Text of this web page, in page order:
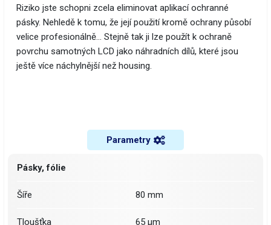
Riziko jste schopni zcela eliminovat aplikací ochranné
pásky. Nehledě k tomu, že její použití kromě ochrany působí
velice profesionálně… Stejně tak ji lze použít k ochraně
povrchu samotných LCD jako náhradních dílů, které jsou
ještě více náchylnější než housing.
Parametry
Pásky, fólie
Šíře 80 mm
Tloušťka 65 µm